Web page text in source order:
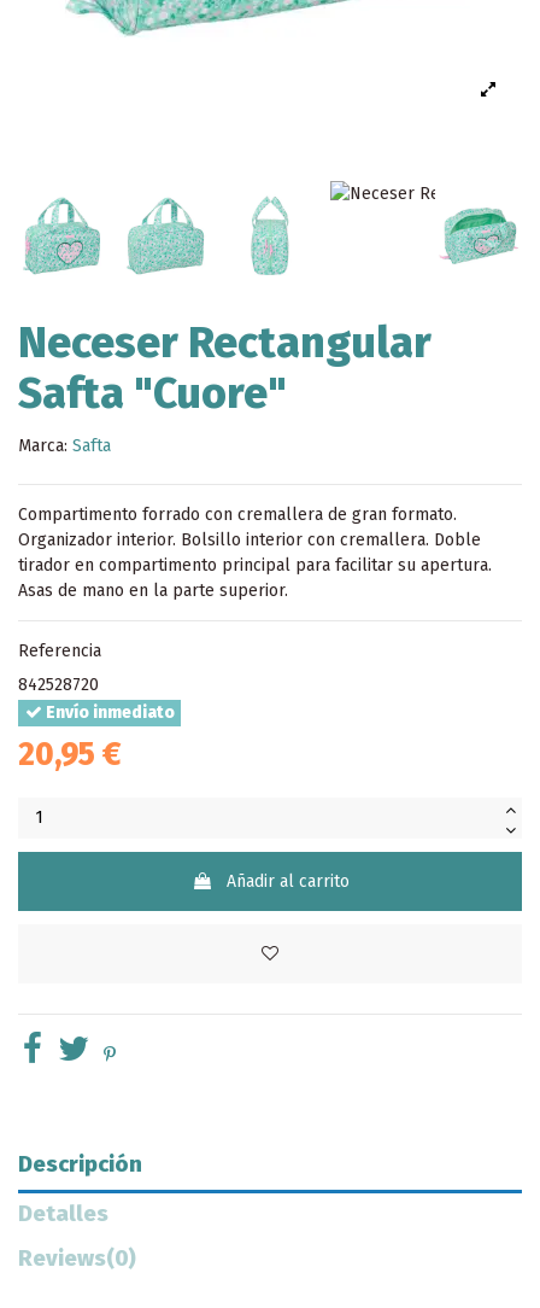
Neceser Rectangular
Safta "Cuore"
Marca: Safta
Compartimento forrado con cremallera de gran formato.
Organizador interior. Bolsillo interior con cremallera. Doble
tirador en compartimento principal para facilitar su apertura.
Asas de mano en la parte superior.
Referencia
842528720
Envío inmediato
20,95 €
Añadir al carrito
Descripción
Detalles
Reviews(0)